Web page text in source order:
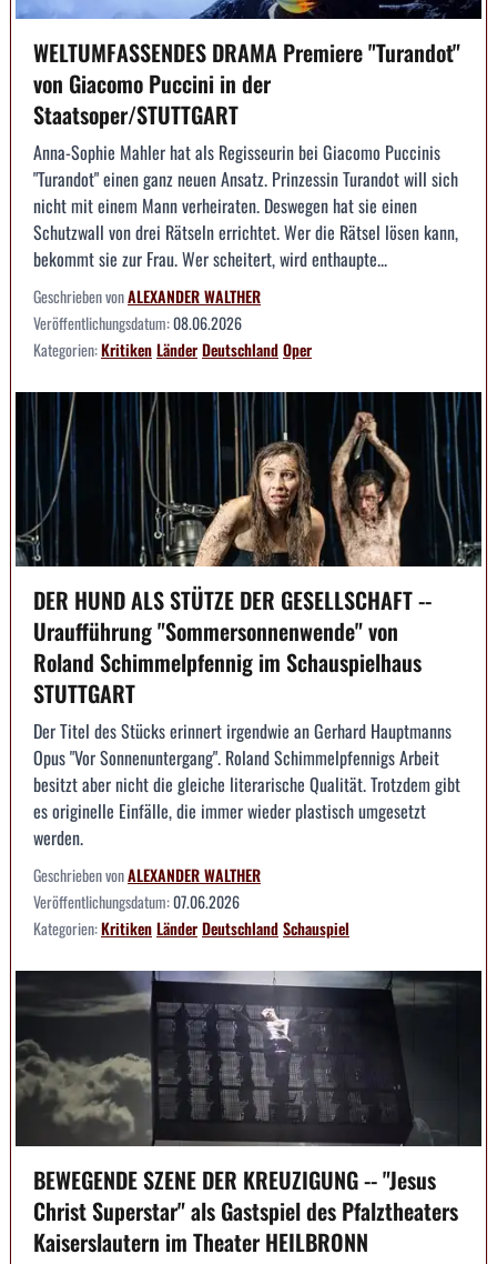
WELTUMFASSENDES DRAMA Premiere "Turandot"
von Giacomo Puccini in der
Staatsoper/STUTTGART
Anna-Sophie Mahler hat als Regisseurin bei Giacomo Puccinis
"Turandot" einen ganz neuen Ansatz. Prinzessin Turandot will sich
nicht mit einem Mann verheiraten. Deswegen hat sie einen
Schutzwall von drei Rätseln errichtet. Wer die Rätsel lösen kann,
bekommt sie zur Frau. Wer scheitert, wird enthaupte...
Geschrieben vonALEXANDER WALTHER
Veröffentlichungsdatum:08.06.2026
Kategorien:KritikenLänderDeutschlandOper
DER HUND ALS STÜTZE DER GESELLSCHAFT --
Uraufführung "Sommersonnenwende" von
Roland Schimmelpfennig im Schauspielhaus
STUTTGART
Der Titel des Stücks erinnert irgendwie an Gerhard Hauptmanns
Opus "Vor Sonnenuntergang". Roland Schimmelpfennigs Arbeit
besitzt aber nicht die gleiche literarische Qualität. Trotzdem gibt
es originelle Einfälle, die immer wieder plastisch umgesetzt
werden.
Geschrieben vonALEXANDER WALTHER
Veröffentlichungsdatum:07.06.2026
Kategorien:KritikenLänderDeutschlandSchauspiel
BEWEGENDE SZENE DER KREUZIGUNG -- "Jesus
Christ Superstar" als Gastspiel des Pfalztheaters
Kaiserslautern im Theater HEILBRONN